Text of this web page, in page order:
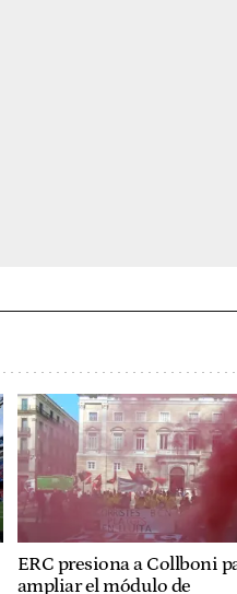
ERC presiona a Collboni
ampliar el módulo de